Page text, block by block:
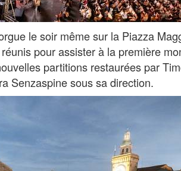
le soir même sur la Piazza
pour assister à la première
partitions restaurées par
Senzaspine sous sa direction.